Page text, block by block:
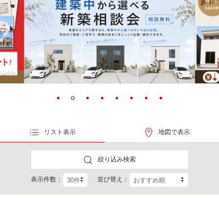
リスト表示 地図で表示
絞り込み検索
表示件数： 並び替え：